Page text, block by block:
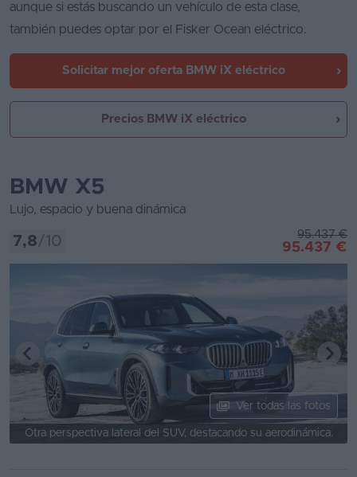
aunque si estás buscando un vehículo de esta clase,
también puedes optar por el Fisker Ocean eléctrico.
Solicitar mejor oferta BMW iX eléctrico
Precios BMW iX eléctrico
BMW X5
Lujo, espacio y buena dinámica
7,8/10 95.437 €
95.437 €
Ver todas las fotos
Otra perspectiva lateral del SUV, destacando su aerodinámica.